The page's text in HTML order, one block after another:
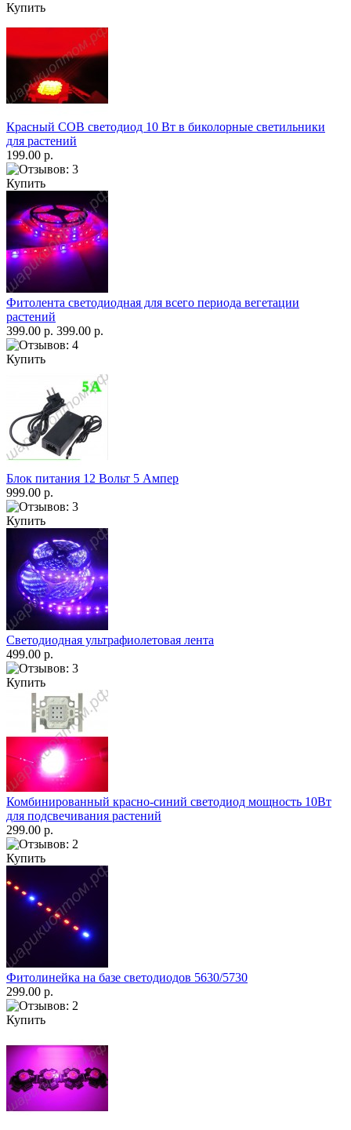
Купить
Красный COB светодиод 10 Вт в биколорные светильники
для растений
199.00 р.
Купить
Фитолента светодиодная для всего периода вегетации
растений
399.00 р. 399.00 р.
Купить
Блок питания 12 Вольт 5 Ампер
999.00 р.
Купить
Светодиодная ультрафиолетовая лента
499.00 р.
Купить
Комбинированный красно-синий светодиод мощность 10Вт
для подсвечивания растений
299.00 р.
Купить
Фитолинейка на базе светодиодов 5630/5730
299.00 р.
Купить